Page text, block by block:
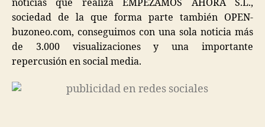
noticias que realiza EMPEZAMOS AHORA S.L.,
sociedad de la que forma parte también OPEN-
buzoneo.com, conseguimos con una sola noticia más
de 3.000 visualizaciones y una importante
repercusión en social media.